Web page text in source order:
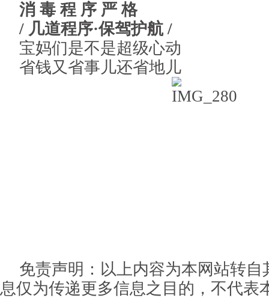
消 毒 程 序 严 格
/ 几道程序·保驾护航 /
宝妈们是不是超级心动
省钱又省事儿还省地儿
免责声明：以上内容为本网站转自
息仅为传递更多信息之目的，不代表